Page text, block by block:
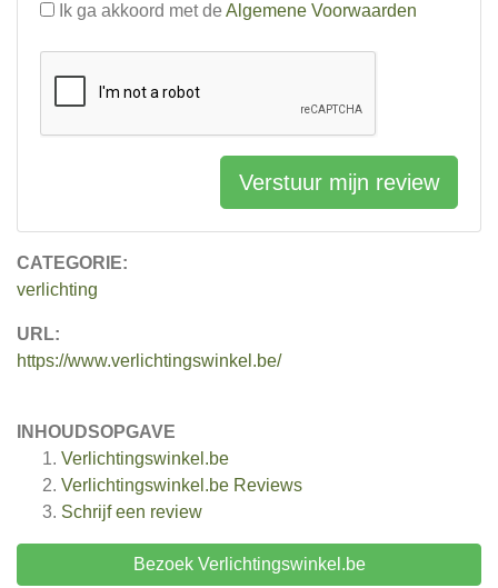
CATEGORIE:
verlichting
URL:
https://www.verlichtingswinkel.be/
INHOUDSOPGAVE
Verlichtingswinkel.be
Verlichtingswinkel.be Reviews
Schrijf een review
Bezoek Verlichtingswinkel.be
Ik ga akkoord met de Algemene Voorwaarden
Verstuur mijn review